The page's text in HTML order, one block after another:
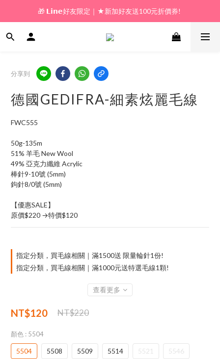
🎁 新好友購物金｜★加入新會員領券送100元!
🎁 𝗟𝗶𝗻𝗲好友限定｜★新加好友送100元折價券!
🎁 新好友購物金｜★加入新會員領券送100元!
分享到
德國GEDIFRA-細素炫麗毛線
FWC555
50g-135m
51% 羊毛 New Wool
49% 亞克力纖維 Acrylic
棒針9-10號 (5mm)
鉤針8/0號 (5mm)
【優惠SALE】
原價$220 →特價$120
指定分類，買毛線相關｜滿1500送 限量輪針1份!
指定分類，買毛線相關｜滿1000元送特選毛線1顆!
查看更多
NT$120 NT$220
顏色 : 5504
5504 5508 5509 5514 5521 5546